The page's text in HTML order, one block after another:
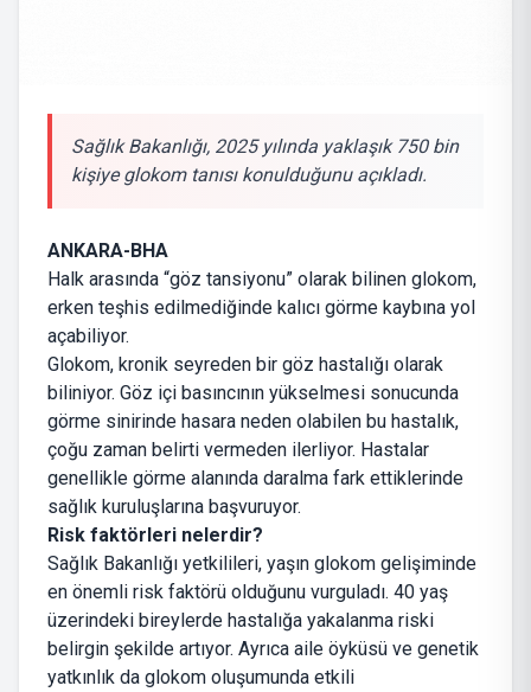
Sağlık Bakanlığı, 2025 yılında yaklaşık 750 bin
kişiye glokom tanısı konulduğunu açıkladı.
ANKARA-BHA
Halk arasında “göz tansiyonu” olarak bilinen glokom,
erken teşhis edilmediğinde kalıcı görme kaybına yol
açabiliyor.
Glokom, kronik seyreden bir göz hastalığı olarak
biliniyor. Göz içi basıncının yükselmesi sonucunda
görme sinirinde hasara neden olabilen bu hastalık,
çoğu zaman belirti vermeden ilerliyor. Hastalar
genellikle görme alanında daralma fark ettiklerinde
sağlık kuruluşlarına başvuruyor.
Risk faktörleri nelerdir?
Sağlık Bakanlığı yetkilileri, yaşın glokom gelişiminde
en önemli risk faktörü olduğunu vurguladı. 40 yaş
üzerindeki bireylerde hastalığa yakalanma riski
belirgin şekilde artıyor. Ayrıca aile öyküsü ve genetik
yatkınlık da glokom oluşumunda etkili